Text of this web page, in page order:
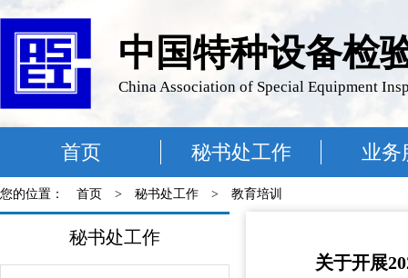
中国特种设备检
China Association of Special Equipment
首页 秘书处工作 业务
您的位置： 首页 > 秘书处工作 > 教育培训
秘书处工作
关于开展